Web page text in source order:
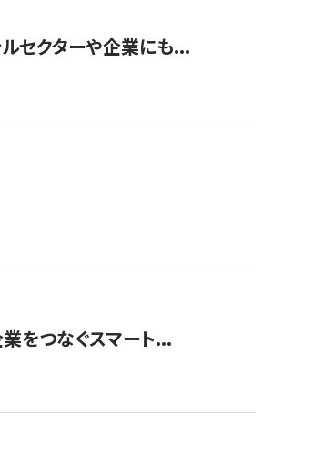
ルセクターや企業にも...
をつなぐスマート...